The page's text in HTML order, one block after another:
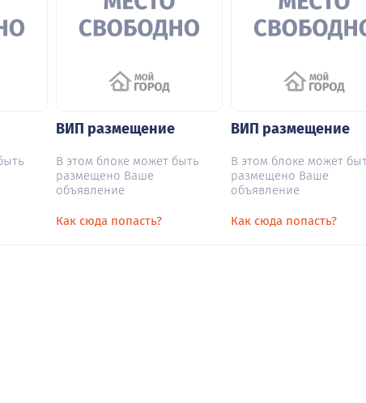
ВИП размещение
В этом блоке может быть
размещено Ваше
объявление
Как сюда попасть?
ВИП размещение
В этом блоке может
размещено Ваше
объявление
Как сюда попасть?